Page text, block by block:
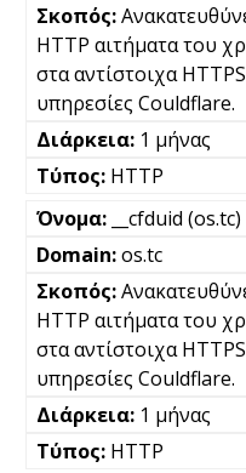
HTTP αιτήματα του
στα αντίστοιχα HTTPS
υπηρεσίες Couldflare.
1 μήνας
HTTP
__cfduid (os.tc)
os.tc
HTTP αιτήματα του
στα αντίστοιχα HTTPS
υπηρεσίες Couldflare.
1 μήνας
HTTP